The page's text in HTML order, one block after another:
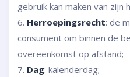
gebruik kan maken van zijn
6. Herroepingsrecht: de
consument om binnen de
overeenkomst op afstand;
7. Dag: kalenderdag;